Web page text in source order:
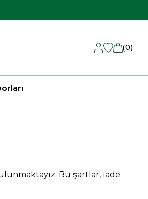
0
Bu şartlar, iade